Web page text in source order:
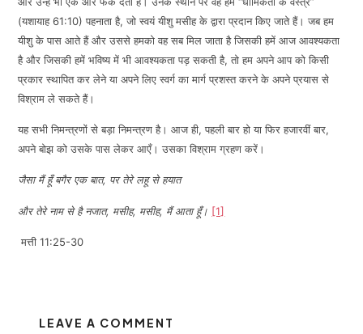
(यशायाह 61:10) पहनाता है, जो स्वयं यीशु मसीह के द्वारा प्रदान किए जाते हैं। जब हम
यीशु के पास आते हैं और उससे हमको वह सब मिल जाता है जिसकी हमें आज आवश्यकता
है और जिसकी हमें भविष्य में भी आवश्यकता पड़ सकती है, तो हम अपने आप को किसी
प्रकार स्थापित कर लेने या अपने लिए स्वर्ग का मार्ग प्रशस्त करने के अपने प्रयास से
विश्राम ले सकते हैं।
यह सभी निमन्त्रणों से बड़ा निमन्त्रण है। आज ही, पहली बार हो या फिर हजारवीं बार,
अपने बोझ को उसके पास लेकर आएँ। उसका विश्राम ग्रहण करें।
जैसा मैं हूँ बगैर एक बात, पर तेरे लहू से हयात
और तेरे नाम से है नजात, मसीह, मसीह, मैं आता हूँ। [1]
मत्ती 11:25-30
LEAVE A COMMENT